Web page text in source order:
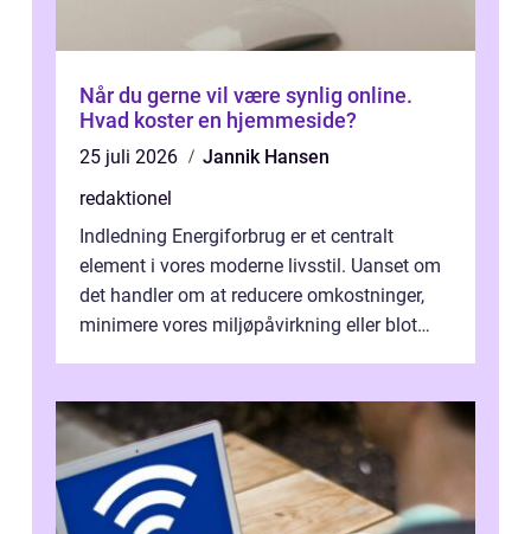
Når du gerne vil være synlig online.
Hvad koster en hjemmeside?
25 juli 2026
Jannik Hansen
redaktionel
Indledning Energiforbrug er et centralt
element i vores moderne livsstil. Uanset om
det handler om at reducere omkostninger,
minimere vores miljøpåvirkning eller blot